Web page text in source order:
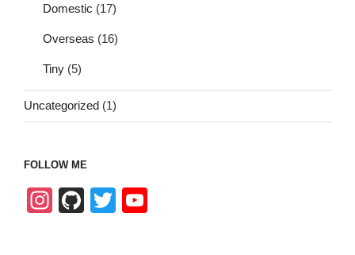
Domestic (17)
Overseas (16)
Tiny (5)
Uncategorized (1)
FOLLOW ME
In
Gi T